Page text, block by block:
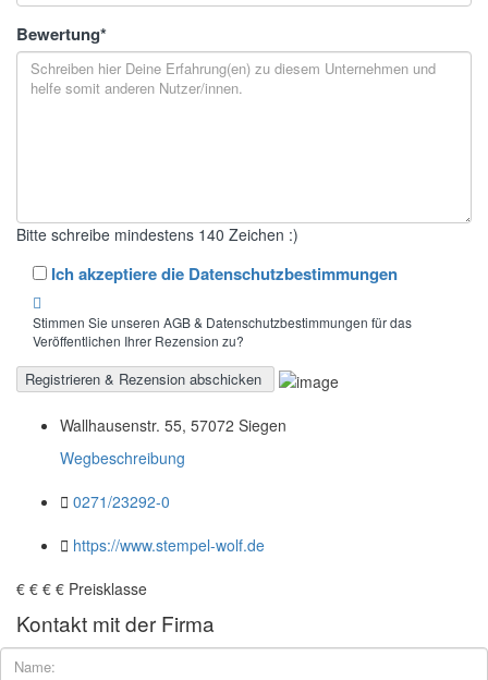
Bewertung*
Bitte schreibe mindestens 140 Zeichen :)
Ich akzeptiere die Datenschutzbestimmungen
Stimmen Sie unseren AGB & Datenschutzbestimmungen für das
Veröffentlichen Ihrer Rezension zu?
Wallhausenstr. 55, 57072 Siegen
Wegbeschreibung
0271/23292-0
https://www.stempel-wolf.de
€ € € € Preisklasse
Kontakt mit der Firma